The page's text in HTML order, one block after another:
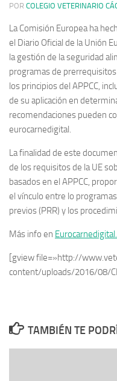
POR COLEGIO VETERINARIO
La Comisión Europea ha
el Diario Oficial de la Unión
la gestión de la seguridad
programas de
los principios del APPCC,
de su aplicación en
recomendaciones pueden
eurocarnedigital.
La finalidad de este
de los requisitos de la UE
basados en el APPCC,
el vínculo entre lo
previos (PRR) y los
Más info en
[gview file=»http://
content/uploads/2016/08/
TAMBIÉN TE